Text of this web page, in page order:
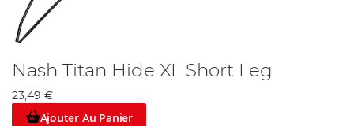
Nash Titan Hide XL Short Leg
23,49 €
Ajouter Au Panier